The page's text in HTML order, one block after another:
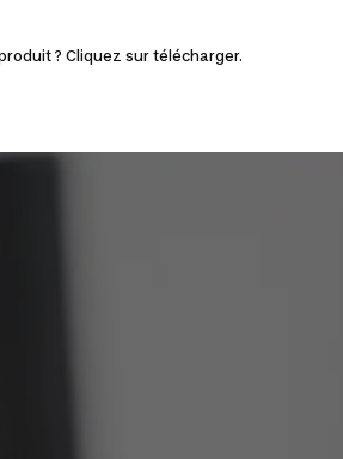
? Cliquez sur télécharger.